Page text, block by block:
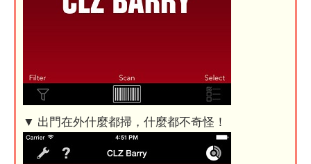
▼ 出門在外什麼都掃，什麼都不奇怪！